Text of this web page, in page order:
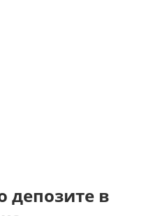
депозите в